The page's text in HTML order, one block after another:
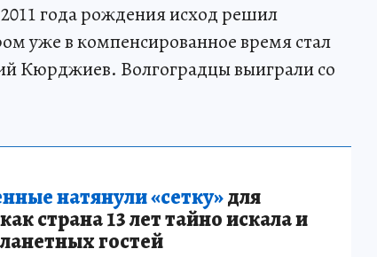
года рождения исход решил
уже в компенсированное время стал
Кюрджиев. Волгоградцы выиграли со
натянули «сетку»для
страна 13 лет тайно искала и
гостей